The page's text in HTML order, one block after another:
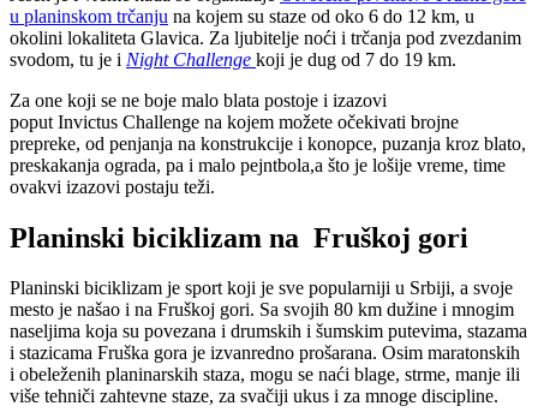
u planinskom trčanju na kojem su staze od oko 6 do 12 km, u
okolini lokaliteta Glavica. Za ljubitelje noći i trčanja pod zvezdanim
svodom, tu je i Night Challenge koji je dug od 7 do 19 km.
Za one koji se ne boje malo blata postoje i izazovi
poput Invictus Challenge na kojem možete očekivati brojne
prepreke, od penjanja na konstrukcije i konopce, puzanja kroz blato,
preskakanja ograda, pa i malo pejntbola,a što je lošije vreme, time
ovakvi izazovi postaju teži.
Planinski biciklizam na Fruškoj gori
Planinski biciklizam je sport koji je sve popularniji u Srbiji, a svoje
mesto je našao i na Fruškoj gori. Sa svojih 80 km dužine i mnogim
naseljima koja su povezana i drumskih i šumskim putevima, stazama
i stazicama Fruška gora je izvanredno prošarana. Osim maratonskih
i obeleženih planinarskih staza, mogu se naći blage, strme, manje ili
više tehniči zahtevne staze, za svačiji ukus i za mnoge discipline.